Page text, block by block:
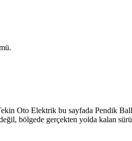
Oto Elektrik bu sayfada Pendik
bölgede gerçekten yolda kalan